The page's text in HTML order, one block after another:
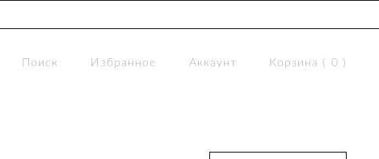
Поиск Избранное Аккаунт Корзина ( 0 )